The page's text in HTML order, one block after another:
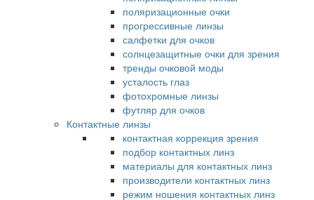
поляризационные очки
прогрессивные линзы
салфетки для очков
солнцезащитные очки для зрения
тренды очковой моды
усталость глаз
фотохромные линзы
футляр для очков
Контактные линзы
контактная коррекция зрения
подбор контактных линз
материалы для контактных линз
производители контактных линз
режим ношения контактных линз